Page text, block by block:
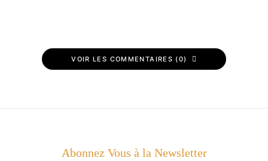
VOIR LES COMMENTAIRES (0)
Abonnez Vous à la Newsletter